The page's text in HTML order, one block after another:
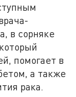
в сорняке
помогает в
а также
рака.